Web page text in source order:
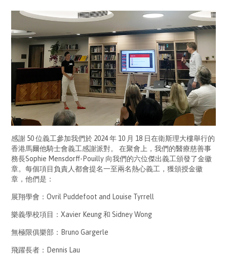
感謝 50 位義工參加我們於 2024 年 10 月 18 日在衛斯理大樓舉行的
香港馬爾他騎士會義工感謝派對。 在聚會上，我們的醫療慈善事
務長Sophie Mensdorff-Pouilly 向我們的六位傑出義工頒發了金徽
章。每個項目負責人都會提名一至兩名熱心義工，獲頒授金徽
章，他們是：
展翔學會：Ovril Puddefoot and Louise Tyrrell
樂義學校項目：Xavier Keung 和 Sidney Wong
無極限俱樂部：Bruno Gargerle
飛躍長者：Dennis Lau